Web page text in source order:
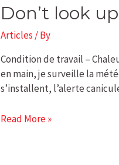
Don’t look up
Articles / By
Condition de travail –
en main, je surveille la
s’installent, l’alerte
Don’t
look
up
Read More »